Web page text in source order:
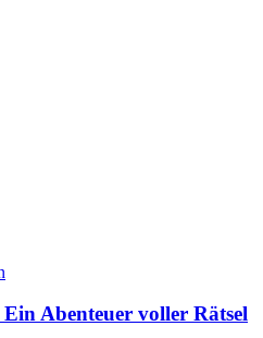
Abenteuer voller Rätsel